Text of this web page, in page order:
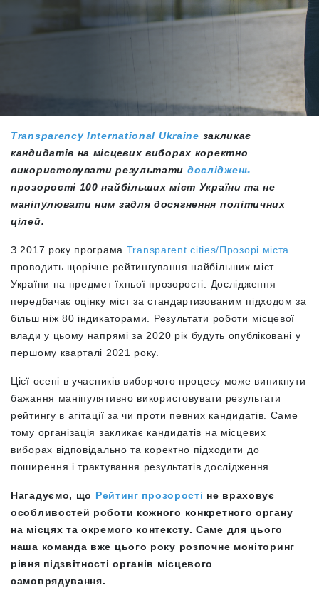
Transparency International Ukraine закликає
кандидатів на місцевих виборах коректно
використовувати результати досліджень
прозорості 100 найбільших міст України та не
маніпулювати ним задля досягнення політичних
цілей.
З 2017 року програма Transparent cities/Прозорі міста
проводить щорічне рейтингування найбільших міст
України на предмет їхньої прозорості. Дослідження
передбачає оцінку міст за стандартизованим підходом за
більш ніж 80 індикаторами. Результати роботи місцевої
влади у цьому напрямі за 2020 рік будуть опубліковані у
першому кварталі 2021 року.
Цієї осені в учасників виборчого процесу може виникнути
бажання маніпулятивно використовувати результати
рейтингу в агітації за чи проти певних кандидатів. Саме
тому організація закликає кандидатів на місцевих
виборах відповідально та коректно підходити до
поширення і трактування результатів дослідження.
Нагадуємо, що Рейтинг прозорості не враховує
особливостей роботи кожного конкретного органу
на місцях та окремого контексту. Саме для цього
наша команда вже цього року розпочне моніторинг
рівня підзвітності органів місцевого
самоврядування.